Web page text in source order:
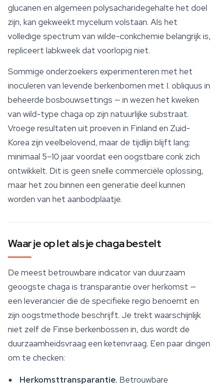
glucanen en algemeen polysacharidegehalte het doel
zijn, kan gekweekt mycelium volstaan. Als het
volledige spectrum van wilde-conkchemie belangrijk is,
repliceert labkweek dat voorlopig niet.
Sommige onderzoekers experimenteren met het
inoculeren van levende berkenbomen met I. obliquus in
beheerde bosbouwsettings — in wezen het kweken
van wild-type chaga op zijn natuurlijke substraat.
Vroege resultaten uit proeven in Finland en Zuid-
Korea zijn veelbelovend, maar de tijdlijn blijft lang:
minimaal 5–10 jaar voordat een oogstbare conk zich
ontwikkelt. Dit is geen snelle commerciële oplossing,
maar het zou binnen een generatie deel kunnen
worden van het aanbodplaatje.
Waar je op let als je chaga bestelt
De meest betrouwbare indicator van duurzaam
geoogste chaga is transparantie over herkomst —
een leverancier die de specifieke regio benoemt en
zijn oogstmethode beschrijft. Je trekt waarschijnlijk
niet zelf de Finse berkenbossen in, dus wordt de
duurzaamheidsvraag een ketenvraag. Een paar dingen
om te checken:
Herkomsttransparantie. Betrouwbare